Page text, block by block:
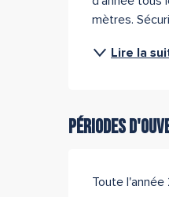
mètres.
Lire la
Périodes
Toute l'année